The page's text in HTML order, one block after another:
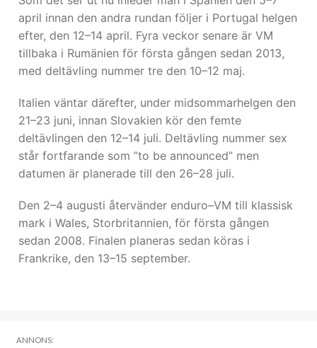
april innan den andra rundan följer i Portugal helgen
efter, den 12–14 april. Fyra veckor senare är VM
tillbaka i Rumänien för första gången sedan 2013,
med deltävling nummer tre den 10–12 maj.
Italien väntar därefter, under midsommarhelgen den
21–23 juni, innan Slovakien kör den femte
deltävlingen den 12–14 juli. Deltävling nummer sex
står fortfarande som ”to be announced” men
datumen är planerade till den 26–28 juli.
Den 2–4 augusti återvänder enduro–VM till klassisk
mark i Wales, Storbritannien, för första gången
sedan 2008. Finalen planeras sedan köras i
Frankrike, den 13–15 september.
ANNONS: